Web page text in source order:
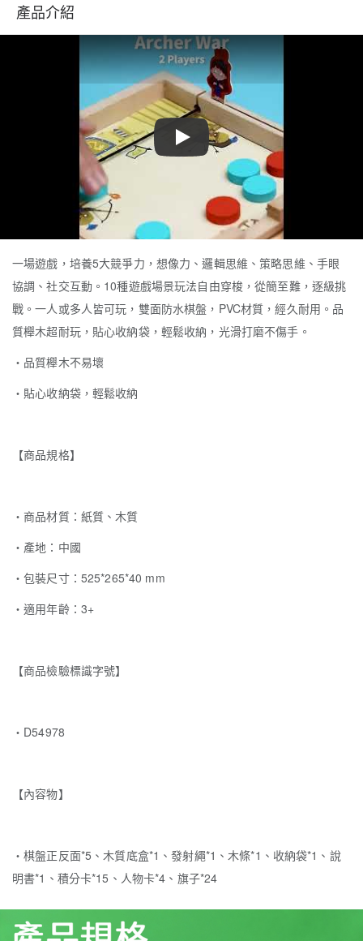
產品介紹
Play
一場遊戲，培養5大競爭力，想像力、邏輯思維、策略思維、手眼
協調、社交互動。10種遊戲場景玩法自由穿梭，從簡至難，逐級挑
戰。一人或多人皆可玩，雙面防水棋盤，PVC材質，經久耐用。品
質櫸木超耐玩，貼心收納袋，輕鬆收納，光滑打磨不傷手。
・品質櫸木不易壞
・貼心收納袋，輕鬆收納
【商品規格】
‧商品材質：紙質、木質
‧產地：中國
‧包裝尺寸：525*265*40 mm
‧適用年齡：3+
【商品檢驗標識字號】
・D54978
【內容物】
・棋盤正反面*5、木質底盒*1、發射繩*1、木條*1、收納袋*1、說
明書*1、積分卡*15、人物卡*4、旗子*24